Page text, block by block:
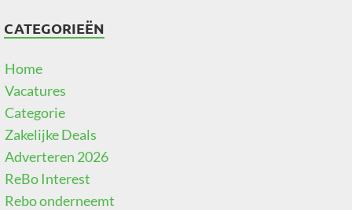
CATEGORIEËN
Home
Vacatures
Categorie
Zakelijke Deals
Adverteren 2026
ReBo Interest
Rebo onderneemt